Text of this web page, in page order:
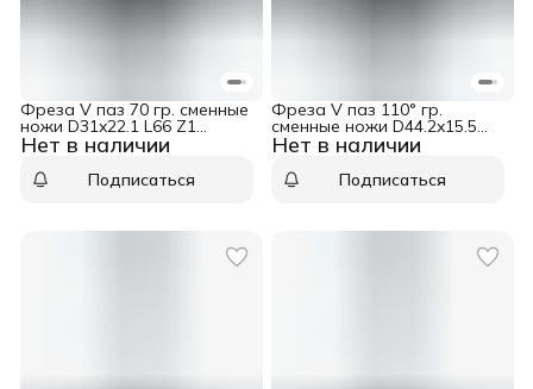
Нет в наличии
Фреза V паз 70 гр. сменные
ножи D31x22.1 L66 Z1
хвостовик 12 Dimar 1053569
Подписаться
Нет в наличии
Фреза V паз 110° гр.
сменные ножи D44.2x15.5
L81 Z1 хвостовик 12 Dimar
1053649
Подписаться